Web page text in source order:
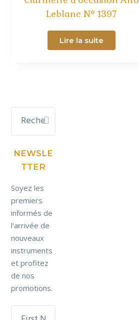
Leblanc N° 1397
Lire la suite
latérale
dans
Web
NEWSLE
TTER
Soyez les
premiers
informés de
l'arrivée de
nouveaux
instruments
et profitez
de nos
promotions.